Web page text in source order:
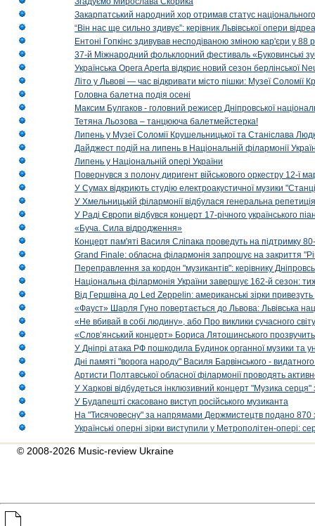
Закарпатський народний хор отримав статус національного
“Він нас ще сильно здивує”: керівник Львівської опери
Ентоні Гопкінс здивував несподіваною зміною кар'єри у 88
37-й Міжнародний фольклорний фестиваль «Буковинські
Українська Opera Aperta відкриє новий сезон берлінської
Літо у Львові — час відкривати місто пішки: Музеї Соломії
Головна балетна подія осені
Максим Булгаков - головний режисер Дніпровської
Тетяна Льозова – танцююча балетмейстерка!
Липень у Музеї Соломії Крушельницької та Станіслава
Дайджест подій на липень в Національній філармонії
Липень у Національній опері України
Повернувся з полону диригент військового оркестру 12-ї
У Сумах відкриють студію електроакустичної музики
У Хмельницькій філармонії відбулася генеральна
У Раді Європи відбувся концерт 17-річного українського
«Буча. Сила відродження»
Концерт пам'яті Василя Сліпака проведуть на підтримку
Grand Finale: обласна філармонія запрошує на закриття
Переправлення за кордон "музикантів": керівнику
Національна філармонія України завершує 162-й сезон:
Від Гершвіна до Led Zeppelin: американські зірки
«Фауст» Шарля Гуно повертається до Львова: Львівська
«Не вбивай в собі людину», або Про виклики сучасного світу
«Слов’янський концерт» Бориса Лятошинського
У Дніпрі атака РФ пошкодила Будинок органної музики та
Дні памяті "ворога народу" Василя Барвінського -
Артисти Полтавської обласної філармонії проводять
У Харкові відбудеться інклюзивний концерт "Музика
У Будапешті скасовано виступ російського музиканта
На "Тисячовесну" за напрямами Держмистецтв подано 870
Українські оперні зірки виступили у Метрополітен-опері:
© 2008-2026 Music-review Ukraine